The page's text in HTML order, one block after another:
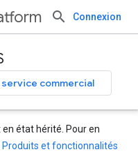
Connexion
commercial
état hérité. Pour en
Produits et fonctionnalités